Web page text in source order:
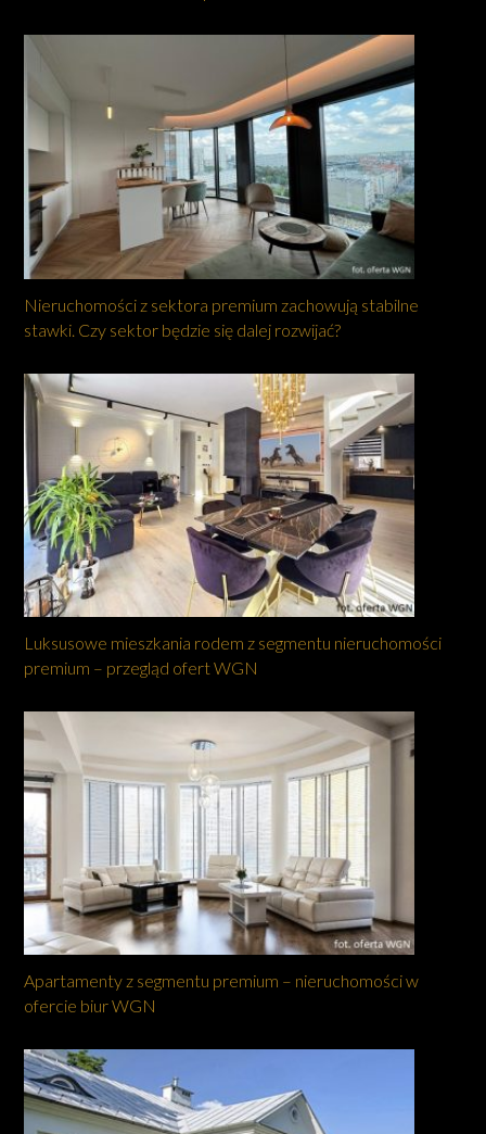
Nieruchomości z sektora premium zachowują stabilne
stawki. Czy sektor będzie się dalej rozwijać?
Luksusowe mieszkania rodem z segmentu nieruchomości
premium – przegląd ofert WGN
Apartamenty z segmentu premium – nieruchomości w
ofercie biur WGN